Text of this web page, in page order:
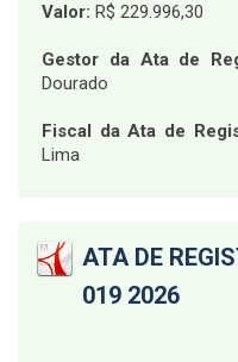
Valor: R$ 229.996,30
Gestor da Ata de
Dourado
Fiscal da Ata de
Lima
ATA DE
019 2026